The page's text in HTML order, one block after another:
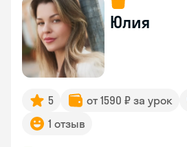
Юлия
5 от 1590 ₽ за урок
1 отзыв